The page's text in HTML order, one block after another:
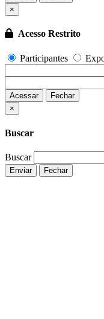
×
Acesso Restrito
Participantes
Acessar
Fechar
×
Buscar
Buscar
Enviar Fechar